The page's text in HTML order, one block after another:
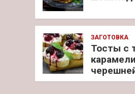
ЗАГОТОВКА
Тосты с